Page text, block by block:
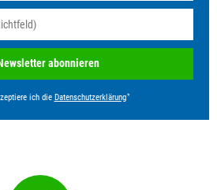
abonnieren
ich die Daten­schutz­erklärung*